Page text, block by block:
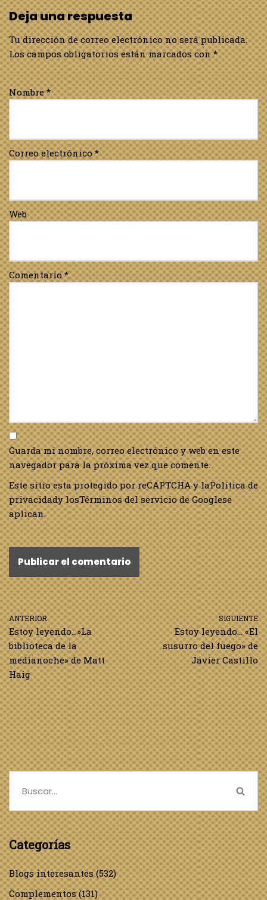
Deja una respuesta
Tu dirección de correo electrónico no será publicada.
Los campos obligatorios están marcados con*
Nombre*
Correo electrónico*
Web
Comentario*
Guarda mi nombre, correo electrónico y web en este
navegador para la próxima vez que comente.
Este sitio esta protegido por reCAPTCHA y laPolítica de
privacidady losTérminos del servicio de Googlese
aplican.
ANTERIOR
Estoy leyendo…»La
biblioteca de la
medianoche» de Matt
Haig
SIGUIENTE
Estoy leyendo… «El
susurro del fuego» de
Javier Castillo
Categorías
Blogs interesantes(532)
Complementos(131)